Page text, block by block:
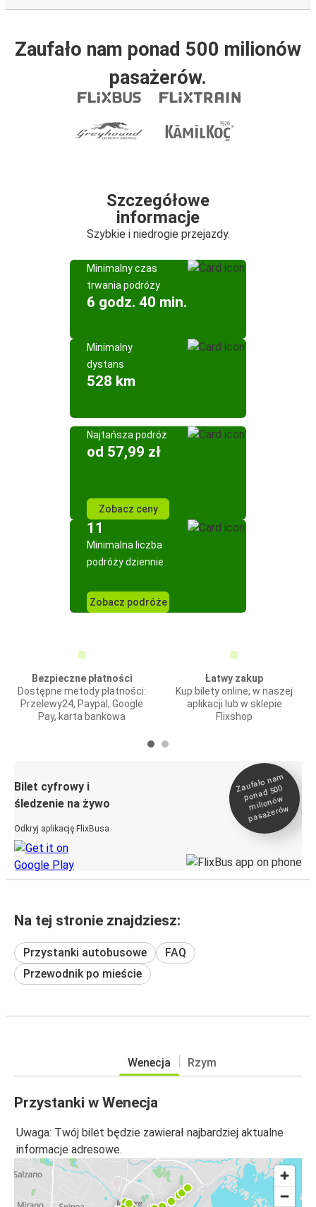
Zaufało nam ponad 500 milionów
pasażerów.
Szczegółowe
informacje
Szybkie i niedrogie przejazdy.
Minimalny czas
trwania podróży
6 godz. 40 min.
Minimalny
dystans
528 km
Najtańsza podróż
od 57,99 zł
Zobacz ceny
11
Minimalna liczba
podróży dziennie
Zobacz podróże
Bezpieczne płatności
Dostępne metody płatności:
Przelewy24, Paypal, Google
Pay, karta bankowa
Łatwy zakup
Kup bilety online, w naszej
aplikacji lub w sklepie
Flixshop
Bilet cyfrowy i
śledzenie na żywo
Odkryj aplikację FlixBusa
Zaufało na
m
ponad 500
milionó
w
pasażeró
w
Na tej stronie znajdziesz:
Przystanki autobusowe
FAQ
Przewodnik po mieście
Wenecja Rzym
Przystanki w Wenecja
Uwaga: Twój bilet będzie zawierał najbardziej aktualne
informacje adresowe.